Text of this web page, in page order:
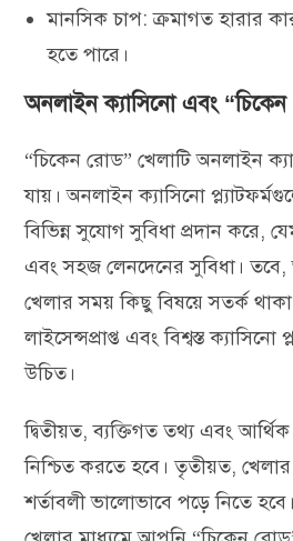
মানসিক চাপ: ক্রমাগত হারার
হতে পারে।
অনলাইন ক্যাসিনো এবং
“চিকেন রোড” খেলাটি অনলাইন
যায়। অনলাইন ক্যাসিনো
বিভিন্ন সুযোগ সুবিধা প্রদান করে,
এবং সহজ লেনদেনের সুবিধা।
খেলার সময় কিছু বিষয়ে সতর্ক
লাইসেন্সপ্রাপ্ত এবং বিশ্বস্ত ক্যাসিনো
উচিত।
দ্বিতীয়ত, ব্যক্তিগত তথ্য এবং আর্থিক
নিশ্চিত করতে হবে। তৃতীয়ত,
শর্তাবলী ভালোভাবে পড়ে নিতে